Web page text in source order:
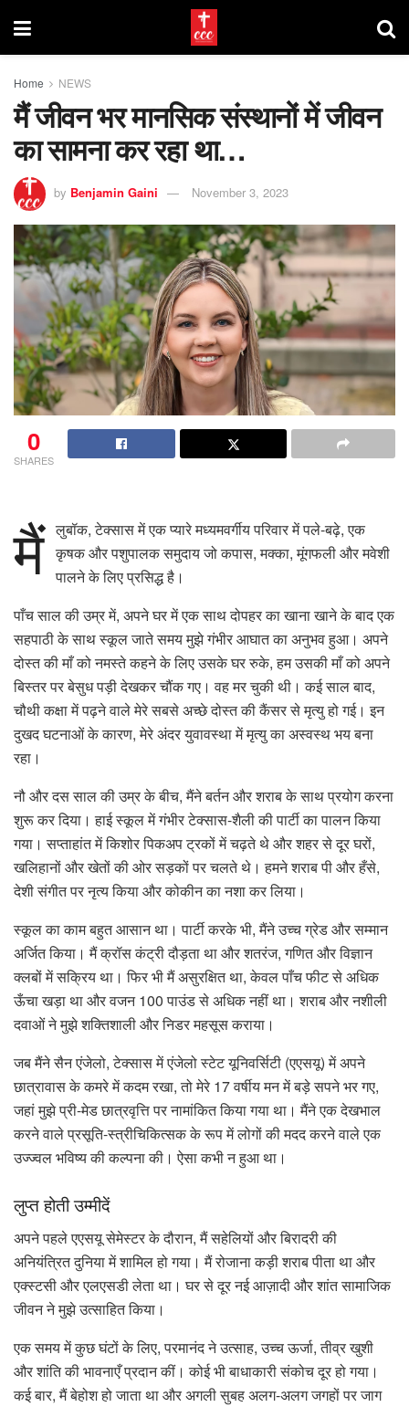
Home NEWS
मैं जीवन भर मानसिक संस्थानों में जीवन
का सामना कर रहा था…
by Benjamin Gaini November 3, 2023
0
SHARES
मैं लुबॉक, टेक्सास में एक प्यारे मध्यमवर्गीय परिवार में पले-बढ़े, एक
कृषक और पशुपालक समुदाय जो कपास, मक्का, मूंगफली और मवेशी
पालने के लिए प्रसिद्ध है।
पाँच साल की उम्र में, अपने घर में एक साथ दोपहर का खाना खाने के बाद एक
सहपाठी के साथ स्कूल जाते समय मुझे गंभीर आघात का अनुभव हुआ। अपने
दोस्त की माँ को नमस्ते कहने के लिए उसके घर रुके, हम उसकी माँ को अपने
बिस्तर पर बेसुध पड़ी देखकर चौंक गए। वह मर चुकी थी। कई साल बाद,
चौथी कक्षा में पढ़ने वाले मेरे सबसे अच्छे दोस्त की कैंसर से मृत्यु हो गई। इन
दुखद घटनाओं के कारण, मेरे अंदर युवावस्था में मृत्यु का अस्वस्थ भय बना
रहा।
नौ और दस साल की उम्र के बीच, मैंने बर्तन और शराब के साथ प्रयोग करना
शुरू कर दिया। हाई स्कूल में गंभीर टेक्सास-शैली की पार्टी का पालन किया
गया। सप्ताहांत में किशोर पिकअप ट्रकों में चढ़ते थे और शहर से दूर घरों,
खलिहानों और खेतों की ओर सड़कों पर चलते थे। हमने शराब पी और हँसे,
देशी संगीत पर नृत्य किया और कोकीन का नशा कर लिया।
स्कूल का काम बहुत आसान था। पार्टी करके भी, मैंने उच्च ग्रेड और सम्मान
अर्जित किया। मैं क्रॉस कंट्री दौड़ता था और शतरंज, गणित और विज्ञान
क्लबों में सक्रिय था। फिर भी मैं असुरक्षित था, केवल पाँच फीट से अधिक
ऊँचा खड़ा था और वजन 100 पाउंड से अधिक नहीं था। शराब और नशीली
दवाओं ने मुझे शक्तिशाली और निडर महसूस कराया।
जब मैंने सैन एंजेलो, टेक्सास में एंजेलो स्टेट यूनिवर्सिटी (एएसयू) में अपने
छात्रावास के कमरे में कदम रखा, तो मेरे 17 वर्षीय मन में बड़े सपने भर गए,
जहां मुझे प्री-मेड छात्रवृत्ति पर नामांकित किया गया था। मैंने एक देखभाल
करने वाले प्रसूति-स्त्रीचिकित्सक के रूप में लोगों की मदद करने वाले एक
उज्ज्वल भविष्य की कल्पना की। ऐसा कभी न हुआ था।
लुप्त होती उम्मीदें
अपने पहले एएसयू सेमेस्टर के दौरान, मैं सहेलियों और बिरादरी की
अनियंत्रित दुनिया में शामिल हो गया। मैं रोजाना कड़ी शराब पीता था और
एक्स्टसी और एलएसडी लेता था। घर से दूर नई आज़ादी और शांत सामाजिक
जीवन ने मुझे उत्साहित किया।
एक समय में कुछ घंटों के लिए, परमानंद ने उत्साह, उच्च ऊर्जा, तीव्र खुशी
और शांति की भावनाएँ प्रदान कीं। कोई भी बाधाकारी संकोच दूर हो गया।
कई बार, मैं बेहोश हो जाता था और अगली सुबह अलग-अलग जगहों पर जाग